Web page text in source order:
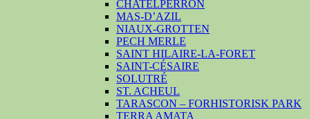
CHATELPERRON
MAS-D’AZIL
NIAUX-GROTTEN
PECH MERLE
SAINT HILAIRE-LA-FORET
SAINT-CÉSAIRE
SOLUTRÉ
ST. ACHEUL
TARASCON – FORHISTORISK PARK
TERRA AMATA